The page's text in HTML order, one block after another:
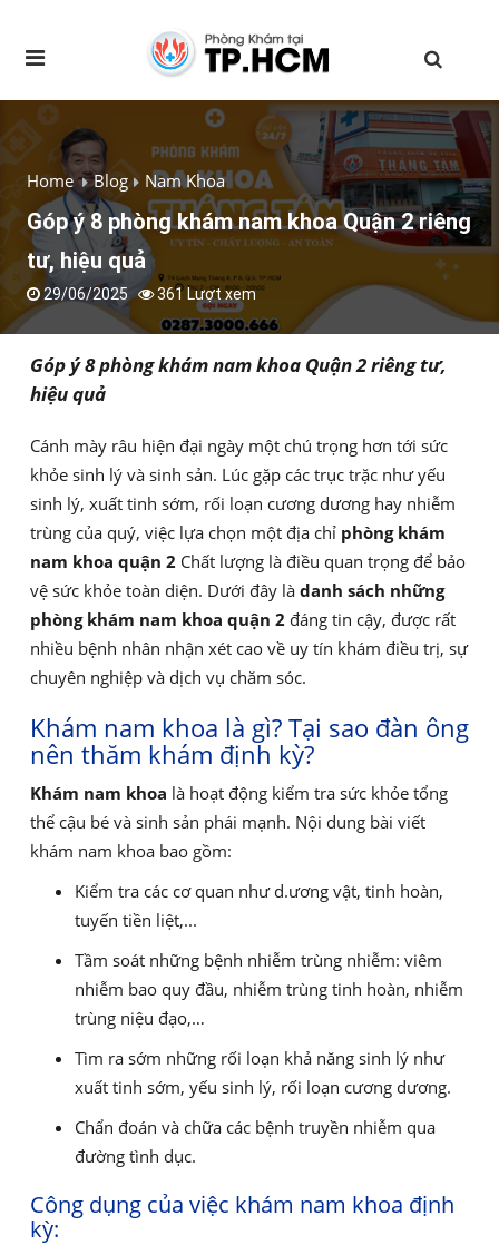
Home Blog Nam Khoa
Góp ý 8 phòng khám nam khoa Quận 2 riêng
tư, hiệu quả
29/06/2025 361 Lượt xem
Góp ý 8 phòng khám nam khoa Quận 2 riêng tư,
hiệu quả
Cánh mày râu hiện đại ngày một chú trọng hơn tới sức
khỏe sinh lý và sinh sản. Lúc gặp các trục trặc như yếu
sinh lý, xuất tinh sớm, rối loạn cương dương hay nhiễm
trùng của quý, việc lựa chọn một địa chỉ phòng khám
nam khoa quận 2 Chất lượng là điều quan trọng để bảo
vệ sức khỏe toàn diện. Dưới đây là danh sách những
phòng khám nam khoa quận 2 đáng tin cậy, được rất
nhiều bệnh nhân nhận xét cao về uy tín khám điều trị, sự
chuyên nghiệp và dịch vụ chăm sóc.
Khám nam khoa là gì? Tại sao đàn ông
nên thăm khám định kỳ?
Khám nam khoa là hoạt động kiểm tra sức khỏe tổng
thể cậu bé và sinh sản phái mạnh. Nội dung bài viết
khám nam khoa bao gồm:
Kiểm tra các cơ quan như d.ương vật, tinh hoàn,
tuyến tiền liệt,...
Tầm soát những bệnh nhiễm trùng nhiễm: viêm
nhiễm bao quy đầu, nhiễm trùng tinh hoàn, nhiễm
trùng niệu đạo,…
Tìm ra sớm những rối loạn khả năng sinh lý như
xuất tinh sớm, yếu sinh lý, rối loạn cương dương.
Chẩn đoán và chữa các bệnh truyền nhiễm qua
đường tình dục.
Công dụng của việc khám nam khoa định
kỳ: